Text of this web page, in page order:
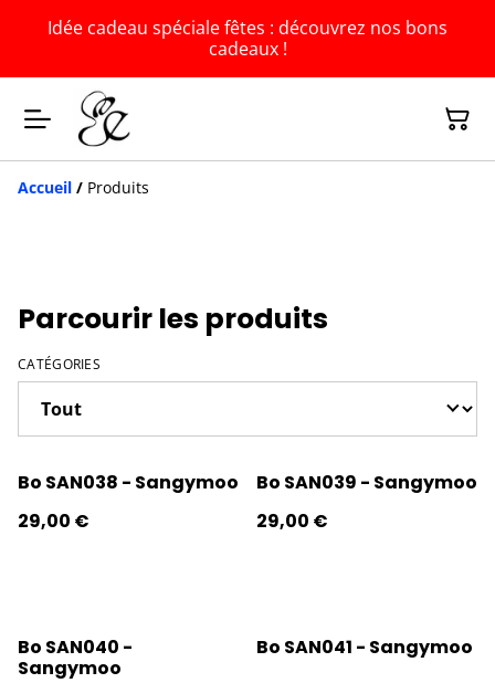
Idée cadeau spéciale fêtes : découvrez nos bons
cadeaux !
Accueil / Produits
Parcourir les produits
CATÉGORIES
Bo SAN038 - Sangymoo
29,00 €
Bo SAN039 - Sangymoo
29,00 €
Bo SAN040 -
Sangymoo
Bo SAN041 - Sangymoo